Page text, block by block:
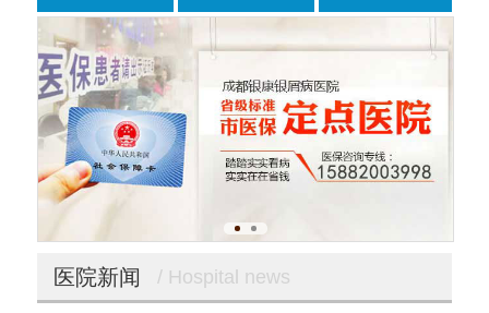
医院新闻 / Hospital news